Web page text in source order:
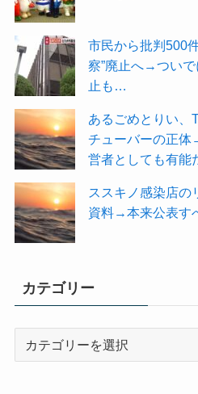
市民から批判500
察”廃止へ→つい
止も…
あるごめとりい、
チューバーの正
営者としても有能
ススキノ感染店
資料→本来公表す
カテゴリー